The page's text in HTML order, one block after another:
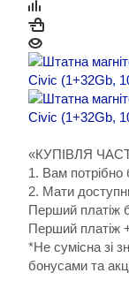
«КУПІВЛЯ
1. Вам потрібно
2. Мати
Перший платіж
Перший платіж
*Не сумісна зі
бонусами та